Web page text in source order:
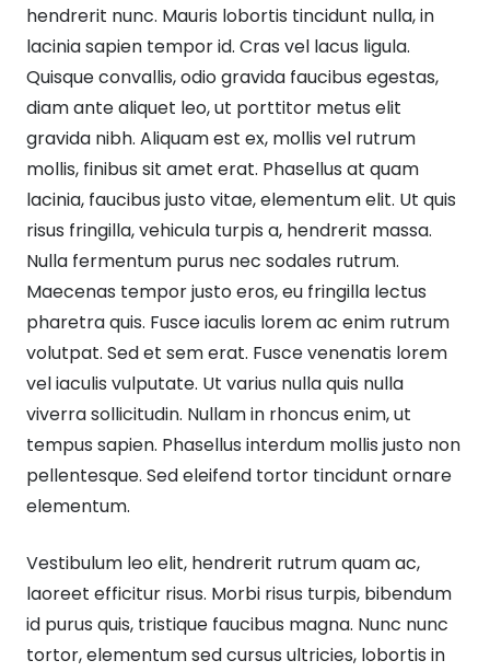
hendrerit nunc. Mauris lobortis tincidunt nulla, in
lacinia sapien tempor id. Cras vel lacus ligula.
Quisque convallis, odio gravida faucibus egestas,
diam ante aliquet leo, ut porttitor metus elit
gravida nibh. Aliquam est ex, mollis vel rutrum
mollis, finibus sit amet erat. Phasellus at quam
lacinia, faucibus justo vitae, elementum elit. Ut quis
risus fringilla, vehicula turpis a, hendrerit massa.
Nulla fermentum purus nec sodales rutrum.
Maecenas tempor justo eros, eu fringilla lectus
pharetra quis. Fusce iaculis lorem ac enim rutrum
volutpat. Sed et sem erat. Fusce venenatis lorem
vel iaculis vulputate. Ut varius nulla quis nulla
viverra sollicitudin. Nullam in rhoncus enim, ut
tempus sapien. Phasellus interdum mollis justo non
pellentesque. Sed eleifend tortor tincidunt ornare
elementum.
Vestibulum leo elit, hendrerit rutrum quam ac,
laoreet efficitur risus. Morbi risus turpis, bibendum
id purus quis, tristique faucibus magna. Nunc nunc
tortor, elementum sed cursus ultricies, lobortis in